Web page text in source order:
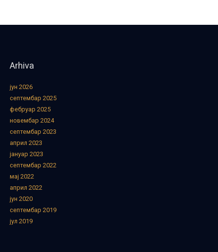
Arhiva
јун 2026
септембар 2025
фебруар 2025
новембар 2024
септембар 2023
април 2023
јануар 2023
септембар 2022
мај 2022
април 2022
јун 2020
септембар 2019
јул 2019